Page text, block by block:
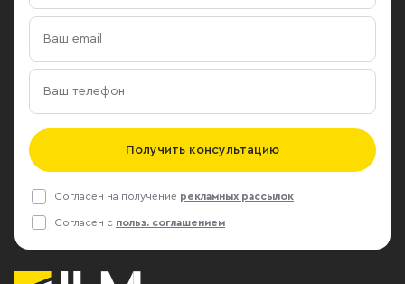
Получить консультацию
Согласен на получение рекламных рассылок
Согласен с польз. соглашением